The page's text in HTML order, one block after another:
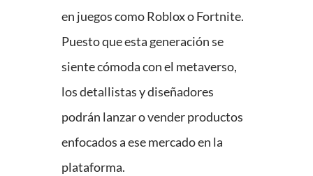
en juegos como Roblox o Fortnite.
Puesto que esta generación se
siente cómoda con el metaverso,
los detallistas y diseñadores
podrán lanzar o vender productos
enfocados a ese mercado en la
plataforma.